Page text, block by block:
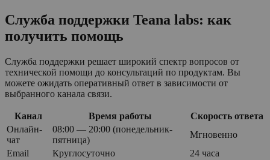
Служба поддержки Teana labs: как
получить помощь
Служба поддержки решает широкий спектр вопросов от
технической помощи до консультаций по продуктам. Вы
можете ожидать оперативный ответ в зависимости от
выбранного канала связи.
Канал Время работы
Скорость ответа
Онлайн-
чат
08:00 — 20:00 (понедельник-
пятница)
Мгновенно
Email
Круглосуточно
24 часа